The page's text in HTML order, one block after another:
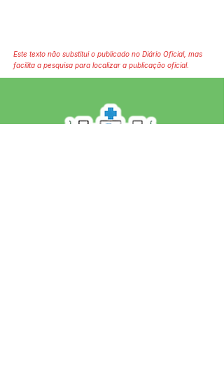
Este texto não substitui o publicado no Diário Oficial, mas
facilita a pesquisa para localizar a publicação oficial.